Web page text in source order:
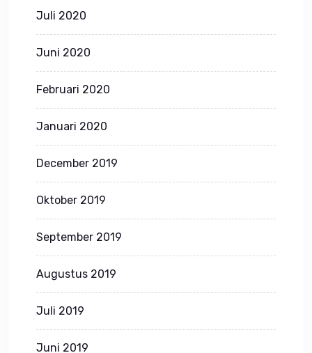
Juli 2020
Juni 2020
Februari 2020
Januari 2020
December 2019
Oktober 2019
September 2019
Augustus 2019
Juli 2019
Juni 2019